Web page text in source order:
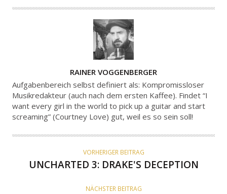
U
T
O
R
RAINER VOGGENBERGER
Aufgabenbereich selbst definiert als: Kompromissloser
Musikredakteur (auch nach dem ersten Kaffee). Findet “I
want every girl in the world to pick up a guitar and start
screaming” (Courtney Love) gut, weil es so sein soll!
VORHERIGER BEITRAG
UNCHARTED 3: DRAKE'S DECEPTION
NÄCHSTER BEITRAG